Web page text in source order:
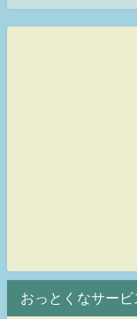
おっとくなサービ